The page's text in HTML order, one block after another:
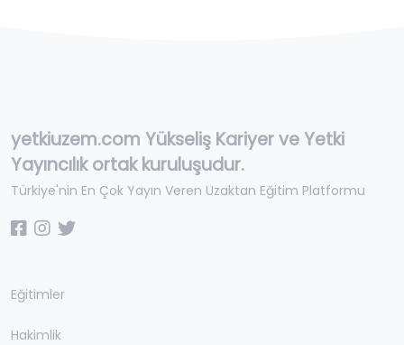
yetkiuzem.com Yükseliş Kariyer ve Yetki
Yayıncılık ortak kuruluşudur.
Türkiye'nin En Çok Yayın Veren Uzaktan Eğitim Platformu
Eğitimler
Hakimlik